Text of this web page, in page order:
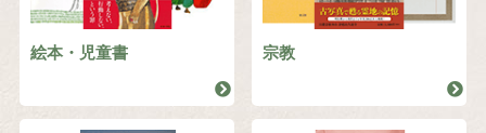
絵本・児童書 宗教